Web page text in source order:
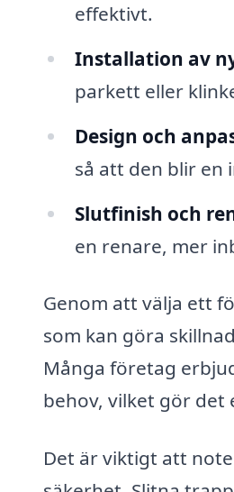
effektivt.
Installation av
parkett eller
Design och
så att den blir en
Slutfinish och
en renare, mer
Genom att välja ett
som kan göra
Många företag
behov, vilket gör
Det är viktigt att